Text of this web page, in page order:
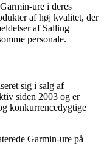
ure i deres
af høj kvalitet, der
af Salling
personale.
sig i salg af
siden 2003 og er
konkurrencedygtige
Garmin-ure på